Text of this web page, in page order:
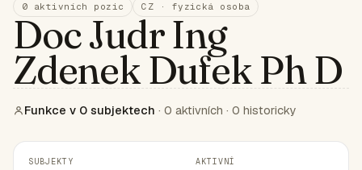
0 aktivních pozic CZ · fyzická osoba
Doc Judr Ing
Zdenek Dufek Ph D
Funkce v 0 subjektech · 0 aktivních · 0 historicky
SUBJEKTY AKTIVNÍ